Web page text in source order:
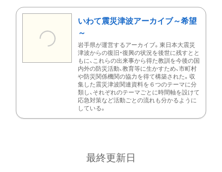
いわて震災津波アーカイブ～希望
～
岩手県が運営するアーカイブ。東日本大震災
津波からの復旧・復興の状況を後世に残すとと
もに、これらの出来事から得た教訓を今後の国
内外の防災活動、教育等に生かすため、市町村
や防災関係機関の協力を得て構築された。収
集した震災津波関連資料を６つのテーマに分
類し、それぞれのテーマごとに時間軸を設けて
応急対策など活動ごとの流れも分かるように
している。
最終更新日